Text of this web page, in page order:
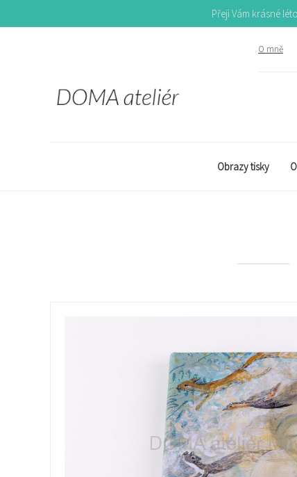
Přeji Vám krásné
O mně
Obrazy tisky